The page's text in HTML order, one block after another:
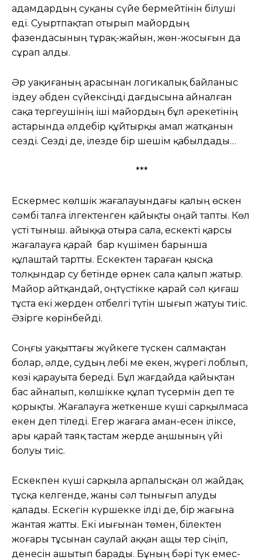
адамдардың суқаны сүйе бермейтінін білуші
еді. Суыртпақтап отырып майордың
фазендасының тұрақ-жайын, жөн-жосығын да
сұрап алды.
Әр уақиғаның арасынан логикалық байланыс
іздеу әбден сүйексіңді дағдысына айналған
сақа тергеушінің іші майордың бұл әрекетінің
астарында әлдебір құйтырқы амал жатқанын
сезді. Сезді де, ілезде бір шешім қабылдады…
***
Ескермес көлшік жағалауындағы қалың өскен
сәмбі талға ілгектенген қайықты оңай тапты. Көл
үсті тыныш. Қайыққа отыра сала, ескекті қарсы
жағалауға қарай бар күшімен барынша
құлаштай тартты. Ескектен тараған қысқа
толқындар су бетінде өрнек сала қалып жатыр.
Майор айтқандай, оңтүстікке қарай сәл қиғаш
тұста екі жерден отбелгі түтін шығып жатуы тиіс.
Әзірге көрінбейді.
Соңғы уақыттағы жүйкеге түскен салмақтан
болар, әлде, судың лебі ме екен, жүрегі лоблып,
көзі қарауыта береді. Бұл жағдайда қайықтан
бас айналып, көлшікке құлап түсермін деп те
қорықты. Жағалауға жеткенше күші сарқылмаса
екен деп тіледі. Егер жағаға аман-есен іліксе,
ары қарай таяқ тастам жерде аңшының үйі
болуы тиіс.
Ескекпен күші сарқыла арпалысқан ол жайдақ
тұсқа келгенде, жаны сәл тынығып алуды
қалады. Ескегін күршекке ілді де, бір жағына
жантая жатты. Екі иығынан төмен, білектен
жоғары тұсынан саулай аққан ащы тер сіңіп,
денесін ашытып барады. Бұның бәрі түк емес-